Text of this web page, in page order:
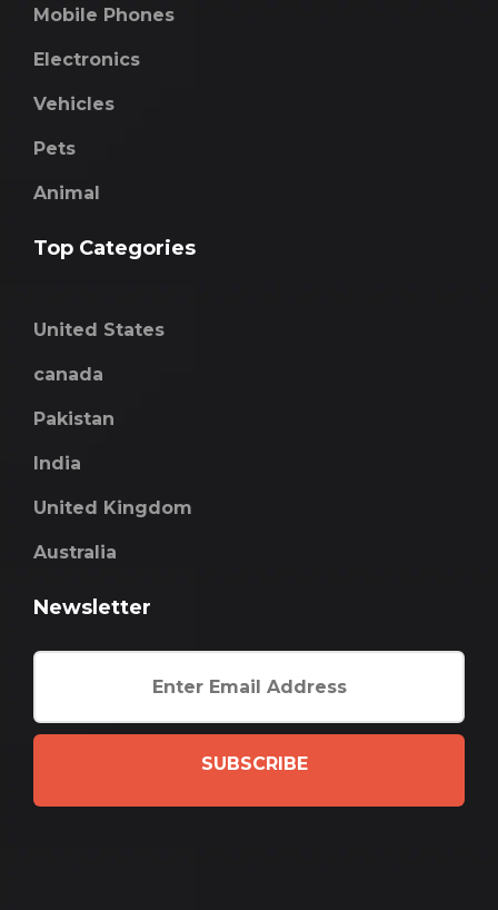
Mobile Phones
Electronics
Vehicles
Pets
Animal
Top Categories
United States
canada
Pakistan
India
United Kingdom
Australia
Newsletter
SUBSCRIBE